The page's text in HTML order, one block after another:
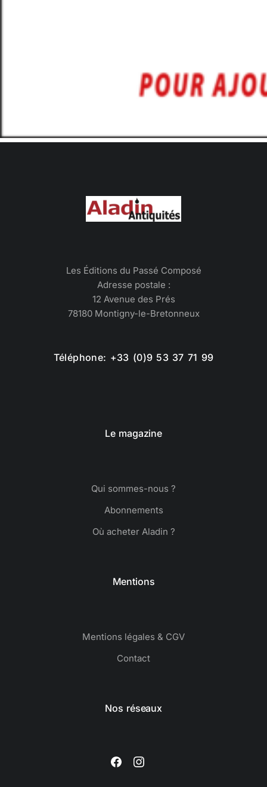
Les Éditions du Passé Composé
Adresse postale :
12 Avenue des Prés
78180 Montigny-le-Bretonneux
Téléphone: +33 (0)9 53 37 71 99
Le magazine
Qui sommes-nous ?
Abonnements
Où acheter Aladin ?
Mentions
Mentions légales & CGV
Contact
Nos réseaux